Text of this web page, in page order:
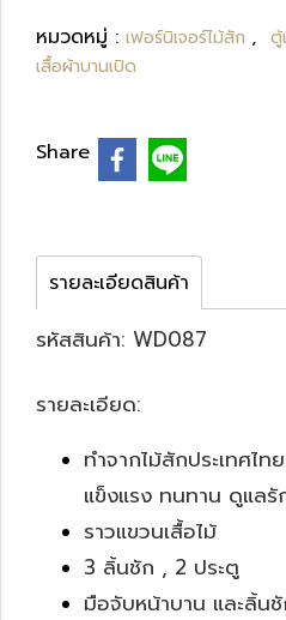
หมวดหมู่ : เฟอร์นิเจอร์ไม้สัก , ตู้
เสื้อผ้าบานเปิด
Share
รายละเอียดสินค้า
รหัสสินค้า: WD087
รายละเอียด:
ทำจากไม้สักประเทศไ
แข็งแรง ทนทาน ดูแลรั
ราวแขวนเสื้อไม้
3 ลิ้นชัก , 2 ประตู
มือจับหน้าบาน และลิ้นชั